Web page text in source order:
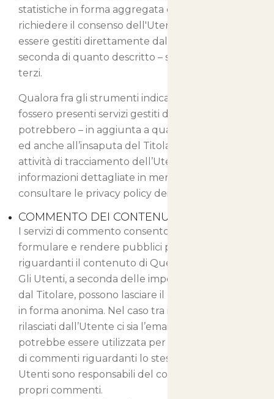
statistiche in forma aggregata e potrebbero non
richiedere il consenso dell'Utente o potrebbero
essere gestiti direttamente dal Titolare – a
seconda di quanto descritto – senza l'ausilio di
terzi.
Qualora fra gli strumenti indicati in seguito
fossero presenti servizi gestiti da terzi, questi
potrebbero – in aggiunta a quanto specificato
ed anche all’insaputa del Titolare – compiere
attività di tracciamento dell’Utente. Per
informazioni dettagliate in merito, si consiglia di
consultare le privacy policy dei servizi elencati.
COMMENTO DEI CONTENUTI
I servizi di commento consentono agli Utenti di
formulare e rendere pubblici propri commenti
riguardanti il contenuto di Questo Sito Web.
Gli Utenti, a seconda delle impostazioni decise
dal Titolare, possono lasciare il commento anche
in forma anonima. Nel caso tra i Dati Personali
rilasciati dall’Utente ci sia l’email, questa
potrebbe essere utilizzata per inviare notifiche
di commenti riguardanti lo stesso contenuto. Gli
Utenti sono responsabili del contenuto dei
propri commenti.